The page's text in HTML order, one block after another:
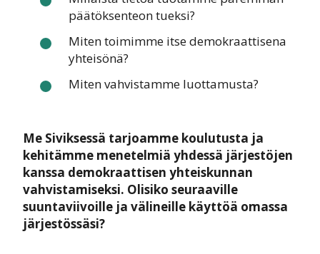
päätöksenteon tueksi?
Miten toimimme itse demokraattisena
yhteisönä?
Miten vahvistamme luottamusta?
Me Siviksessä tarjoamme koulutusta ja
kehitämme menetelmiä yhdessä järjestöjen
kanssa demokraattisen yhteiskunnan
vahvistamiseksi. Olisiko seuraaville
suuntaviivoille ja välineille käyttöä omassa
järjestössäsi?